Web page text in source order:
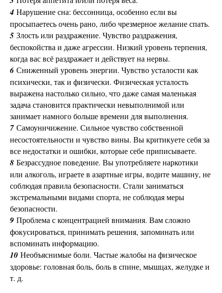
4 Нарушение сна: бессонница, особенно если вы
просыпаетесь очень рано, либо чрезмерное желание спать.
5 Злость или раздражение. Чувство раздражения,
беспокойства и даже агрессии. Низкий уровень терпения,
когда вас всё раздражает и действует на нервы.
6 Сниженный уровень энергии. Чувство усталости как
психически, так и физически. Физическая усталость
выражена настолько сильно, что даже самая маленькая
задача становится практически невыполнимой или
занимает намного больше времени для выполнения.
7Самоуничижение. Сильное чувство собственной
несостоятельности и чувство вины. Вы критикуете себя за
все недостатки и ошибки, которые себе приписываете.
8 Безрассудное поведение. Вы употребляете наркотики
или алкоголь, играете в азартные игры, водите машину, не
соблюдая правила безопасности. Стали заниматься
экстремальными видами спорта, не соблюдая меры
безопасности.
9 Проблема с концентрацией внимания. Вам сложно
фокусироваться, принимать решения, запоминать или
вспоминать информацию.
10 Необъяснимые боли. Частые жалобы на физическое
здоровье: головная боль, боль в спине, мышцах, желудке и
т. д.